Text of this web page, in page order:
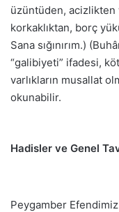
üzüntüden,
korkaklıktan, borç
Sana sığınırım.)
“galibiyeti” ifadesi,
varlıkların musallat
okunabilir.
Hadisler ve Genel
Peygamber